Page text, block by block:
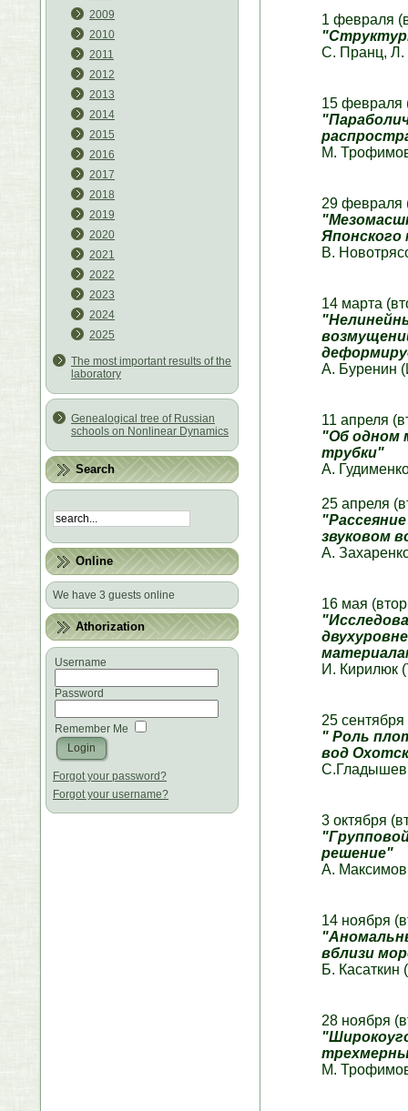
2009
2010
2011
2012
2013
2014
2015
2016
2017
2018
2019
2020
2021
2022
2023
2024
2025
The most important results of the
laboratory
Genealogical tree of Russian
schools on Nonlinear Dynamics
Search
Online
We have 3 guests online
Athorization
Username
Password
Remember Me
Forgot your password?
Forgot your username?
1 февраля
С. Пранц,
15 февраля
М.
29 февраля
Японского
В.
14 марта
А. Буренин
11 апреля
"Об одном
трубки"
А.
25 апреля
звуковом
А.
16 мая
И. Кирилюк
25 сентября
" Роль
вод
3 октября
решение"
А.
14 ноября
вблизи
Б.
28 ноября
М.